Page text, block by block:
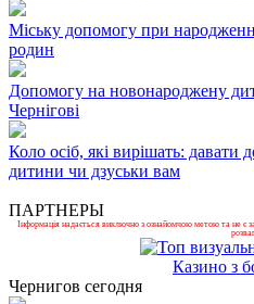
Міську допомогу при
родин
Допомогу на новонароджену
Чернігові
Коло осіб, які вирішать:
дитини чи дзуськи вам
ПАРТНЕРЫ
Інформація надається виключно з ознайомчою метою та не є
Казино з
Чернигов сегодня